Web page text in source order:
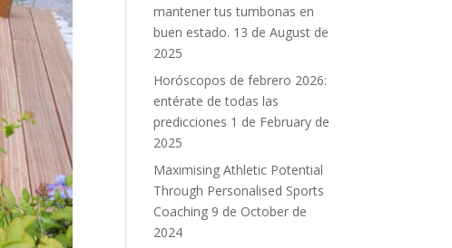
mantener tus tumbonas en
buen estado. 13 de August de
2025
Horóscopos de febrero 2026:
entérate de todas las
predicciones 1 de February de
2025
Maximising Athletic Potential
Through Personalised Sports
Coaching 9 de October de
2024